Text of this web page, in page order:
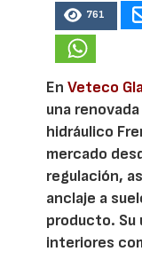
761
EnVeteco
una
hidráulico
mercado
regulación,
anclaje a
producto. Su
interiores